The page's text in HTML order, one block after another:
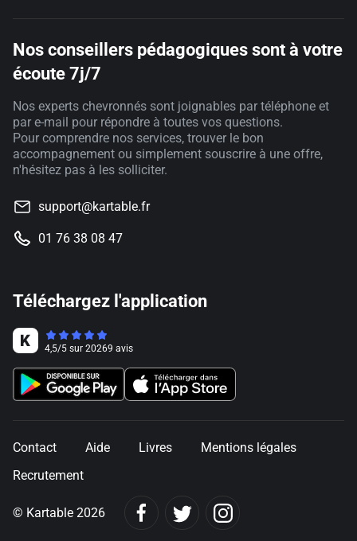
Nos conseillers pédagogiques sont à votre
écoute 7j/7
Nos experts chevronnés sont joignables par téléphone et
par e-mail pour répondre à toutes vos questions.
Pour comprendre nos services, trouver le bon
accompagnement ou simplement souscrire à une offre,
n'hésitez pas à les solliciter.
support@kartable.fr
01 76 38 08 47
Téléchargez l'application
4,5/5 sur 20269 avis
Contact Aide Livres
Mentions légales
Recrutement
© Kartable 2026